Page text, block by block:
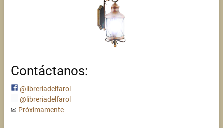
Contáctanos:
@libreriadelfarol
@libreriadelfarol
✉ Próximamente